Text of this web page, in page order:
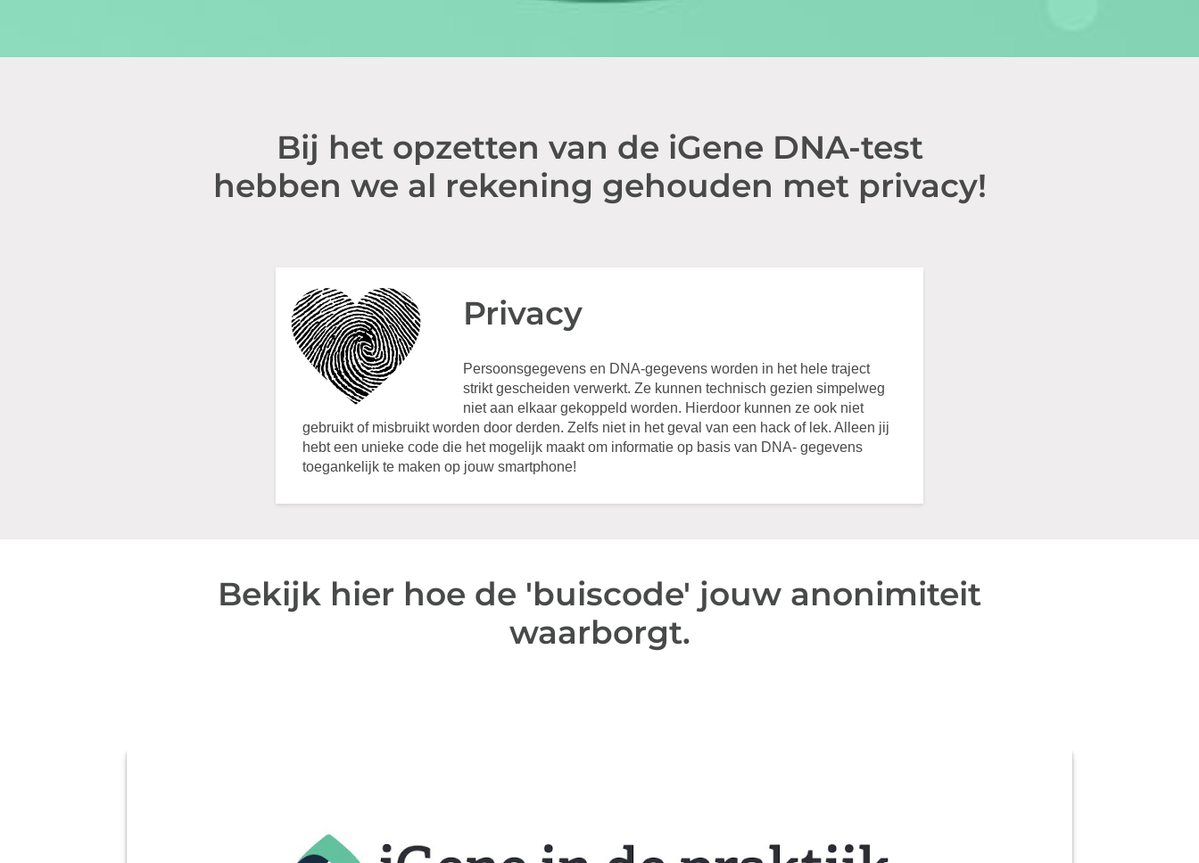
Bij het opzetten van de iGene DNA-test
hebben we al rekening gehouden met privacy!
Privacy
Persoonsgegevens en DNA-gegevens worden in het hele traject
strikt gescheiden verwerkt. Ze kunnen technisch gezien simpelweg
niet aan elkaar gekoppeld worden. Hierdoor kunnen ze ook niet
gebruikt of misbruikt worden door derden. Zelfs niet in het geval van een hack of lek. Alleen jij
hebt een unieke code die het mogelijk maakt om informatie op basis van DNA- gegevens
toegankelijk te maken op jouw smartphone!
Bekijk hier hoe de 'buiscode' jouw anonimiteit
waarborgt.